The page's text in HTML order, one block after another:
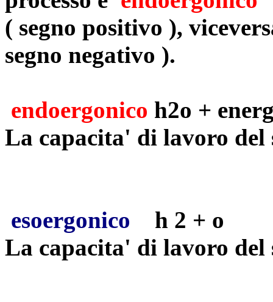
( segno positivo ),
segno negativo ).
endoergonico h2o +
La capacita' di lavoro del
esoergonico
h 2 + o -
La capacita' di lavoro